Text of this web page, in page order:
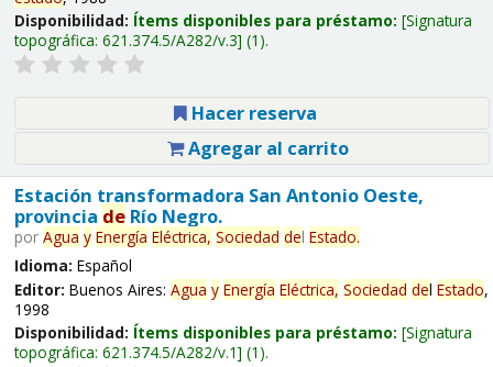
Disponibilidad: Ítems disponibles para préstamo: Signatura
topográfica: 621.374.5/A282/v.3 (1).
Hacer reserva
Agregar al carrito
Estación transformadora San Antonio Oeste,
provincia deRío Negro.
por Agua y Energía Eléctrica, Sociedad del Estado.
Idioma: Español
Editor: Buenos Aires: Agua y Energía Eléctrica, Sociedad del Estado,
1998
Disponibilidad: Ítems disponibles para préstamo: Signatura
topográfica: 621.374.5/A282/v.1 (1).